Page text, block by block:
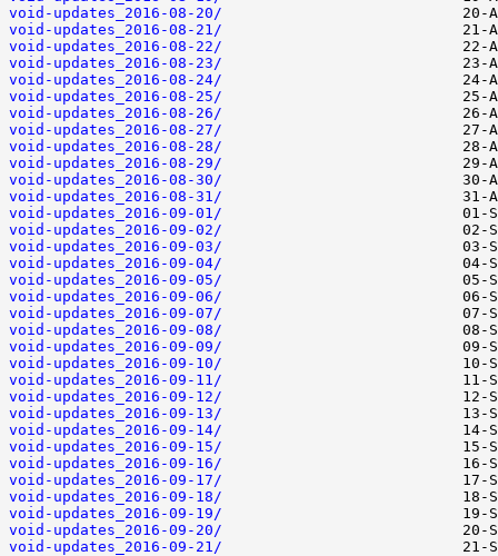
void-updates_2016-08-20/
void-updates_2016-08-21/
void-updates_2016-08-22/
void-updates_2016-08-23/
void-updates_2016-08-24/
void-updates_2016-08-25/
void-updates_2016-08-26/
void-updates_2016-08-27/
void-updates_2016-08-28/
void-updates_2016-08-29/
void-updates_2016-08-30/
void-updates_2016-08-31/
void-updates_2016-09-01/
void-updates_2016-09-02/
void-updates_2016-09-03/
void-updates_2016-09-04/
void-updates_2016-09-05/
void-updates_2016-09-06/
void-updates_2016-09-07/
void-updates_2016-09-08/
void-updates_2016-09-09/
void-updates_2016-09-10/
void-updates_2016-09-11/
void-updates_2016-09-12/
void-updates_2016-09-13/
void-updates_2016-09-14/
void-updates_2016-09-15/
void-updates_2016-09-16/
void-updates_2016-09-17/
void-updates_2016-09-18/
void-updates_2016-09-19/
void-updates_2016-09-20/
void-updates_2016-09-21/